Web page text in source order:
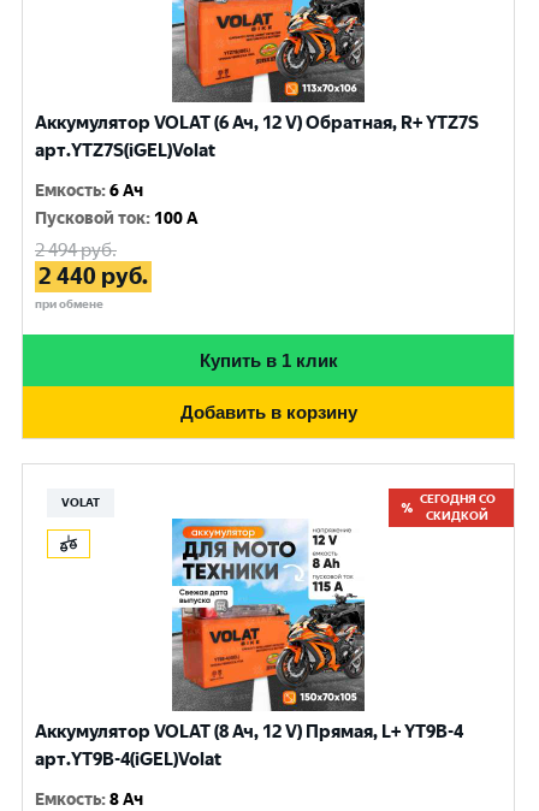
Аккумулятор VOLAT (6 Ач, 12 V) Обратная, R+ YTZ7S
арт.YTZ7S(iGEL)Volat
Емкость:6 Ач
Пусковой ток: 100 A
2 494руб.
2 440 руб.
при обмене
Купить в 1 клик
Добавить в корзину
VOLAT
СЕГОДНЯ СО
СКИДКОЙ
Аккумулятор VOLAT (8 Ач, 12 V) Прямая, L+ YT9B-4
арт.YT9B-4(iGEL)Volat
Емкость:8 Ач